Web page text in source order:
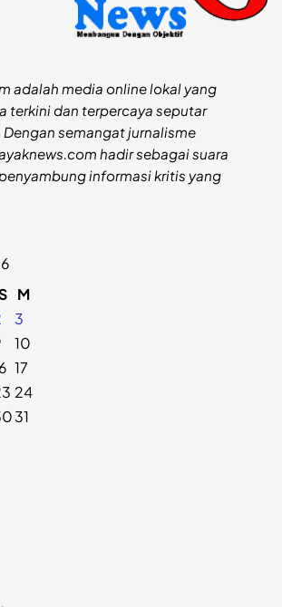
adalah media online lokal yang
terkini dan terpercaya seputar
semangat jurnalisme
hadir sebagai suara
informasi kritis yang
M
3
10
17
24
31